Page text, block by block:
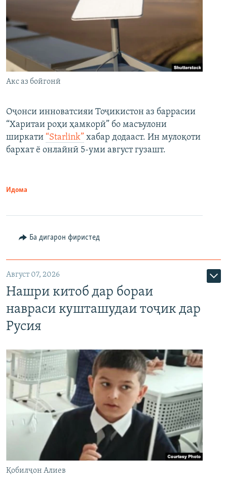
Акс аз бойгонӣ
Оҷонси инноватсияи Тоҷикистон аз баррасии
“Харитаи роҳи ҳамкорӣ” бо масъулони
ширкати “Starlink” хабар додааст. Ин мулоқоти
бархат ё онлайнӣ 5-уми август гузашт.
Идома
Ба дигарон фиристед
Август 07, 2026
Нашри китоб дар бораи
навраси кушташудаи тоҷик дар
Русия
Қобилҷон Алиев